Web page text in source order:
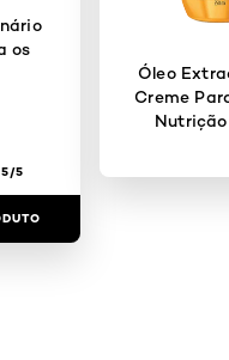
os
5/5
Óleo
Creme
CARD
CARD